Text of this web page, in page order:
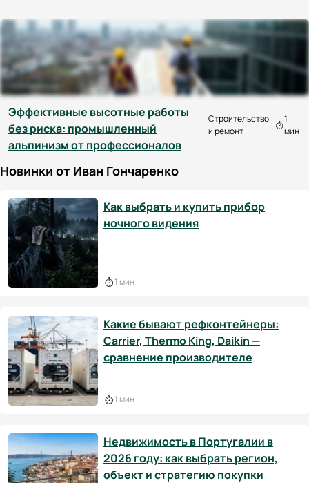
Эффективные высотные работы
без риска: промышленный
альпинизм от профессионалов
Строительство
и ремонт
1
мин
Новинки от Иван Гончаренко
Как выбрать и купить прибор
ночного видения
1 мин
Какие бывают рефконтейнеры:
Carrier, Thermo King, Daikin —
сравнение производителе
1 мин
Недвижимость в Португалии в
2026 году: как выбрать регион,
объект и стратегию покупки